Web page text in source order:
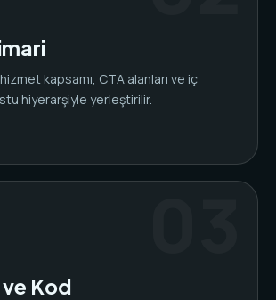
hizmet kapsamı, CTA alanları ve iç
hiyerarşiyle yerleştirilir.
ve Kod